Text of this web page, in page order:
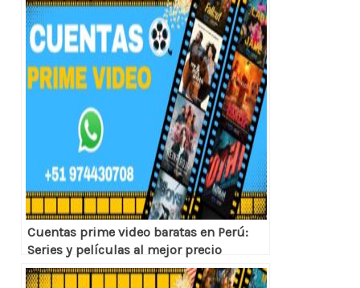
Cuentas prime video baratas en Perú:
Series y películas al mejor precio